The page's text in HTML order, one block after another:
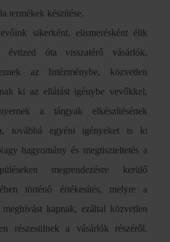
termékek készítése.
sikerként, elismerésként élik
óta visszatérő vásárlók,
az Intézménybe, közvetlen
ki az ellátást igénybe vevőkkel,
a tárgyak elkészítésének
továbbá egyéni igényeket is ki
hagyomány és megtiszteltetés a
megrendezésre kerülő
történő értékesítés, melyre a
kapnak, ezáltal közvetlen
részesülnek a vásárlók részéről.